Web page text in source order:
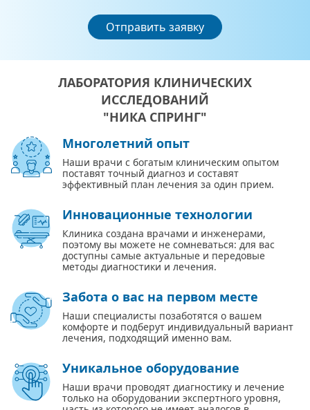
Отправить заявку
ЛАБОРАТОРИЯ КЛИНИЧЕСКИХ
ИССЛЕДОВАНИЙ
"НИКА СПРИНГ"
Многолетний опыт
Наши врачи с богатым клиническим опытом
поставят точный диагноз и составят
эффективный план лечения за один прием.
Инновационные технологии
Клиника создана врачами и инженерами,
поэтому вы можете не сомневаться: для вас
доступны самые актуальные и передовые
методы диагностики и лечения.
Забота о вас на первом месте
Наши специалисты позаботятся о вашем
комфорте и подберут индивидуальный вариант
лечения, подходящий именно вам.
Уникальное оборудование
Наши врачи проводят диагностику и лечение
только на оборудовании экспертного уровня,